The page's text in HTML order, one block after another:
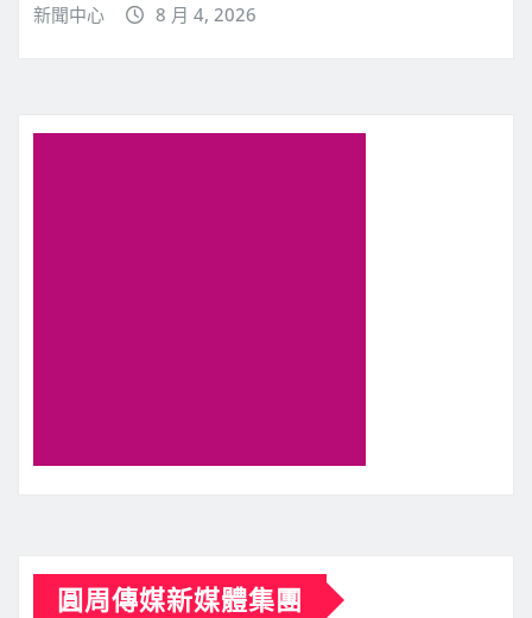
新聞中心 8 月 4, 2026
圓周傳媒新媒體集團